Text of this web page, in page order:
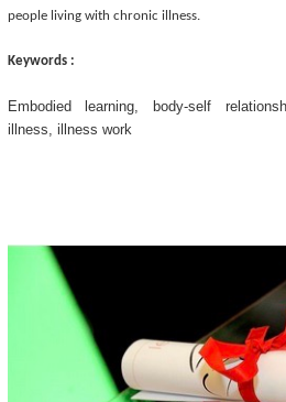
people living with chronic illness.
Keywords :
Embodied learning, body-self
illness, illness work